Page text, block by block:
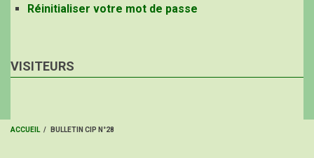
Réinitialiser votre mot de passe
VISITEURS
ACCUEIL / BULLETIN CIP N°28